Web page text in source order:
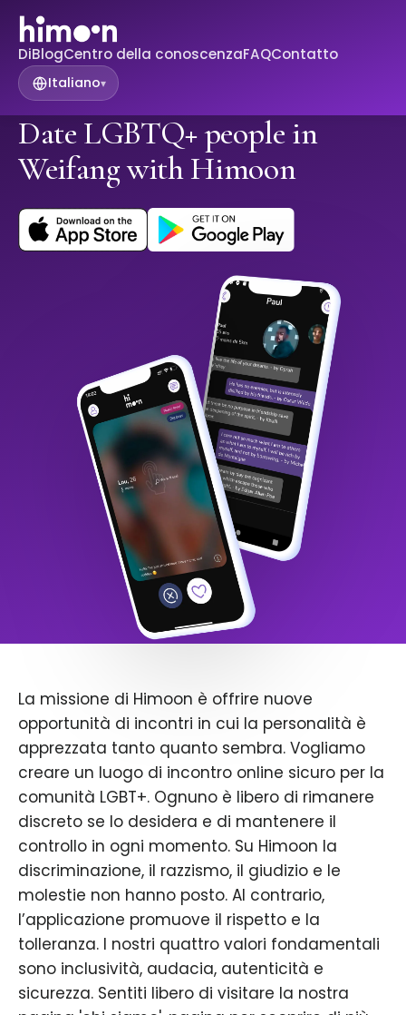
DiBlogCentro della conoscenzaFAQContatto
Italiano▾
Date LGBTQ+ people in
Weifang with Himoon
La missione di Himoon è offrire nuove
opportunità di incontri in cui la personalità è
apprezzata tanto quanto sembra. Vogliamo
creare un luogo di incontro online sicuro per la
comunità LGBT+. Ognuno è libero di rimanere
discreto se lo desidera e di mantenere il
controllo in ogni momento. Su Himoon la
discriminazione, il razzismo, il giudizio e le
molestie non hanno posto. Al contrario,
l’applicazione promuove il rispetto e la
tolleranza. I nostri quattro valori fondamentali
sono inclusività, audacia, autenticità e
sicurezza. Sentiti libero di visitare la nostra